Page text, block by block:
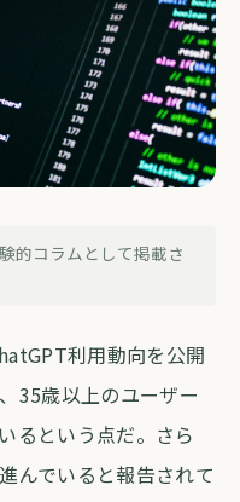
、経営説明に
12日 ・約3分
的コラムとして掲載さ
利用動向を公開
35歳以上のユーザー
るという点だ。さら
んでいると報告されて